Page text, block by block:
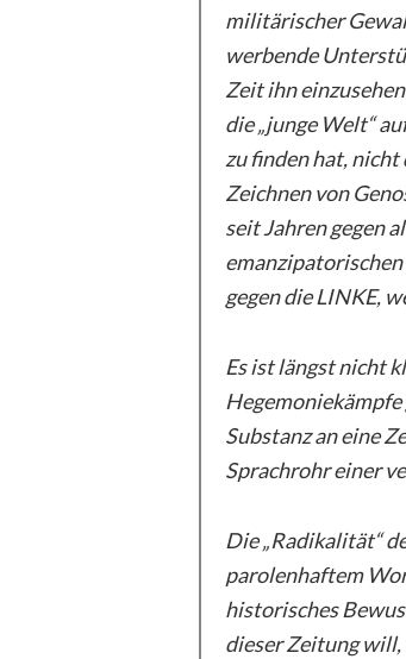
militärischer
werbende
Zeit ihn
die „junge Welt“
zu finden hat,
Zeichnen von
seit Jahren gegen
gegen die LINKE,
Es ist längst nicht
Substanz an eine
Sprachrohr einer
Die „Radikalität“
parolenhaftem
historisches
dieser Zeitung